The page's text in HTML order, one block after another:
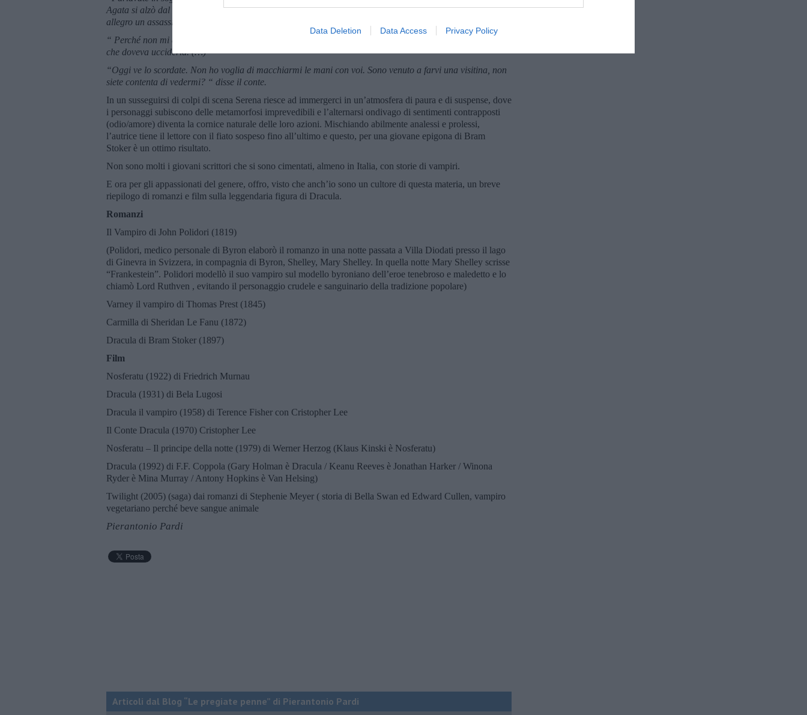
Data Deletion Data Access Privacy Policy
Agata si alzò dal letto, aveva il fiato corto e le gambe tremavano. Si domandò come facesse ad essere
allegro un assassino. (…)
“ Perché non mi avete ancora uccisa?” chiese. Rabbrividì e si pentì di averglielo chiesto. Il conte sapeva
che doveva ucciderla. (…)
“Oggi ve lo scordate. Non ho voglia di macchiarmi le mani con voi. Sono venuto a farvi una visitina, non
siete contenta di vedermi? “ disse il conte.
In un susseguirsi di colpi di scena Serena riesce ad immergerci in un’atmosfera di paura e di suspense, dove
i personaggi subiscono delle metamorfosi imprevedibili e l’alternarsi ondivago di sentimenti contrapposti
(odio/amore) diventa la cornice naturale delle loro azioni. Mischiando abilmente analessi e prolessi,
l’autrice tiene il lettore con il fiato sospeso fino all’ultimo e questo, per una giovane epigona di Bram
Stoker è un ottimo risultato.
Non sono molti i giovani scrittori che si sono cimentati, almeno in Italia, con storie di vampiri.
E ora per gli appassionati del genere, offro, visto che anch’io sono un cultore di questa materia, un breve
riepilogo di romanzi e film sulla leggendaria figura di Dracula.
Romanzi
Il Vampiro di John Polidori (1819)
(Polidori, medico personale di Byron elaborò il romanzo in una notte passata a Villa Diodati presso il lago
di Ginevra in Svizzera, in compagnia di Byron, Shelley, Mary Shelley. In quella notte Mary Shelley scrisse
“Frankestein”. Polidori modellò il suo vampiro sul modello byroniano dell’eroe tenebroso e maledetto e lo
chiamò Lord Ruthven , evitando il personaggio crudele e sanguinario della tradizione popolare)
Varney il vampiro di Thomas Prest (1845)
Carmilla di Sheridan Le Fanu (1872)
Dracula di Bram Stoker (1897)
Film
Nosferatu (1922) di Friedrich Murnau
Dracula (1931) di Bela Lugosi
Dracula il vampiro (1958) di Terence Fisher con Cristopher Lee
Il Conte Dracula (1970) Cristopher Lee
Nosferatu – Il principe della notte (1979) di Werner Herzog (Klaus Kinski è Nosferatu)
Dracula (1992) di F.F. Coppola (Gary Holman è Dracula / Keanu Reeves è Jonathan Harker / Winona
Ryder è Mina Murray / Antony Hopkins è Van Helsing)
Twilight (2005) (saga) dai romanzi di Stephenie Meyer ( storia di Bella Swan ed Edward Cullen, vampiro
vegetariano perché beve sangue animale
Pierantonio Pardi
Articoli dal Blog “Le pregiate penne” di Pierantonio Pardi